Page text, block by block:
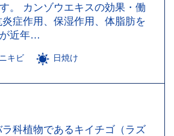
。 カンゾウエキスの効果・働
症作用、保湿作用、体脂肪を
近年…
ニキビ 日焼け
科植物であるキイチゴ（ラズ